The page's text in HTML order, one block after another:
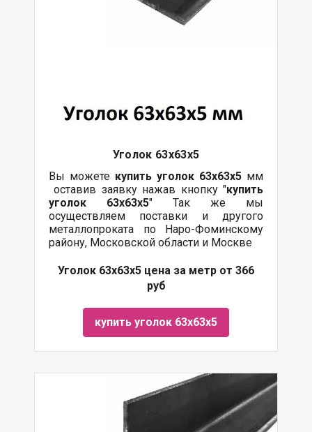
Уголок 63х63х5
Вы можете купить уголок 63х63х5 мм
оставив заявку нажав кнопку "купить
уголок 63х63х5" Так же мы
осуществляем поставки и другого
металлопроката по Наро-Фоминскому
району, Московской области и Москве
Уголок 63х63х5 цена за метр от 366
руб
купить уголок 63х63х5